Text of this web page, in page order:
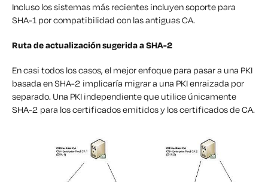
Incluso los sistemas más recientes incluyen soporte para
SHA-1 por compatibilidad con las antiguas CA.
Ruta de actualización sugerida a SHA-2
En casi todos los casos, el mejor enfoque para pasar a una PKI
basada en SHA-2 implicaría migrar a una PKI enraizada por
separado. Una PKI independiente que utilice únicamente
SHA-2 para los certificados emitidos y los certificados de CA.